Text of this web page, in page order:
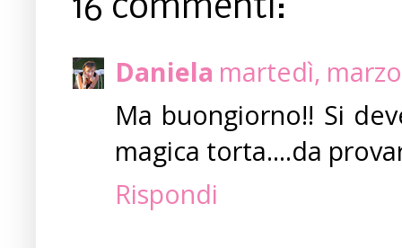
16 commenti:
Daniela martedì,
Ma buongiorno!! Si
magica torta....da
Rispondi